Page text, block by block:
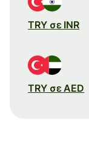
TRY σε INR
TRY σε AED